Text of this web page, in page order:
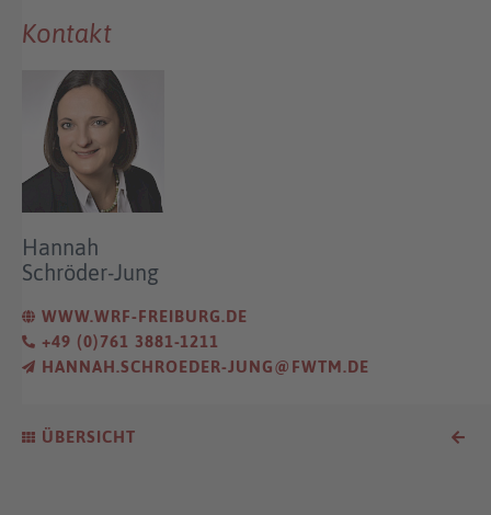
ÜBERSICHT
Kontakt
Hannah
Schröder-Jung
WWW.WRF-FREIBURG.DE
+49 (0)761 3881-1211
HANNAH.SCHROEDER-JUNG@FWTM.DE